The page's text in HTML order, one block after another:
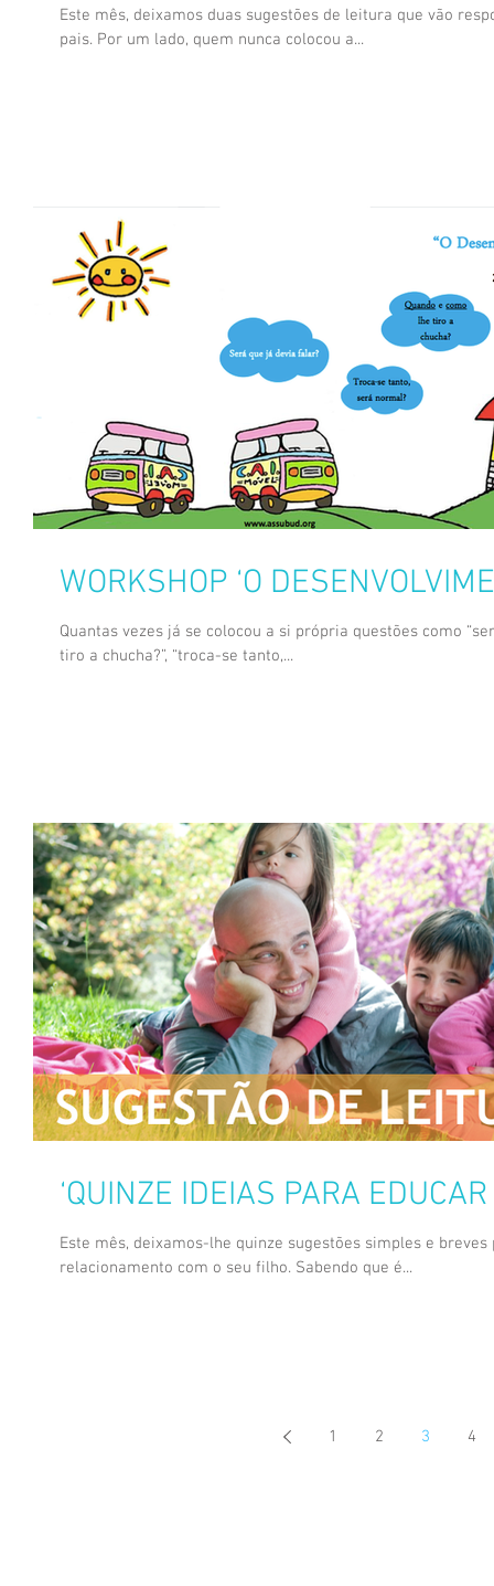
Este mês, deixamos duas sugestões de leitura que vão
pais. Por um lado, quem nunca colocou a...
WORKSHOP ‘O
Quantas vezes já se colocou a si própria questões como
tiro a chucha?”, “troca-se tanto,...
‘QUINZE IDEIAS PARA
Este mês, deixamos-lhe quinze sugestões simples e
relacionamento com o seu filho. Sabendo que é...
1 2 3 4